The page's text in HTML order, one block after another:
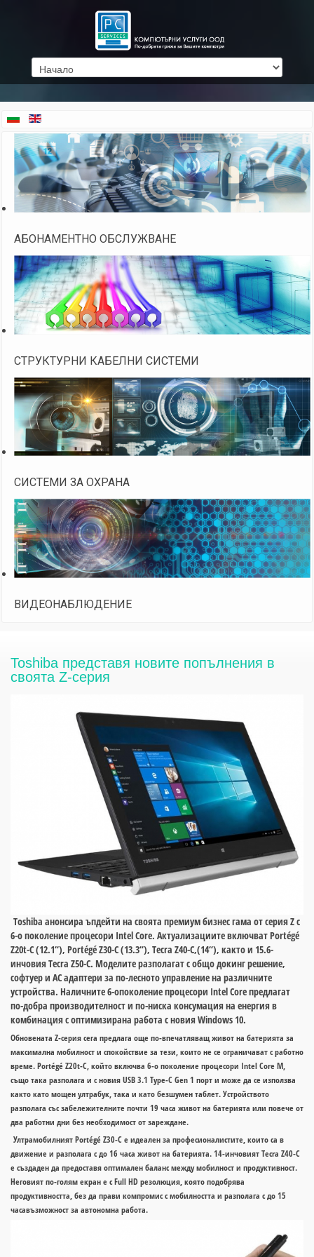
АБОНАМЕНТНО ОБСЛУЖВАНЕ
СТРУКТУРНИ КАБЕЛНИ СИСТЕМИ
СИСТЕМИ ЗА ОХРАНА
ВИДЕОНАБЛЮДЕНИЕ
Toshiba представя новите попълнения в
своята Z-серия
Toshiba анонсира ъпдейти на своята премиум бизнес гама от серия Z с
6-о поколение процесори Intel Core. Актуализациите включват Portégé
Z20t-C (12.1“), Portégé Z30-C (13.3“), Tecra Z40-C,(14“), както и 15.6-
инчовия Tecra Z50-C. Моделите разполагат с общо докинг решение,
софтуер и AC адаптери за по-лесното управление на различните
устройства. Наличните 6-опоколение процесори Intel Core предлагат
по-добра производителност и по-ниска консумация на енергия в
комбинация с оптимизирана работа с новия Windows 10.
Обновената Z-серия сега предлага още по-впечатляващ живот на батерията за
максимална мобилност и спокойствие за тези, които не се ограничават с работно
време. Portégé Z20t-C, който включва 6-о поколение процесори Intel Core M,
също така разполага и с новия USB 3.1 Type-C Gen 1 порт и може да се използва
както като мощен ултрабук, така и като безшумен таблет. Устройството
разполага със забележителните почти 19 часа живот на батерията или повече от
два работни дни без необходимост от зареждане.
Ултрамобилният Portégé Z30-C е идеален за професионалистите, които са в
движение и разполага с до 16 часа живот на батерията. 14-инчовият Tecra Z40-C
е създаден да предоставя оптимален баланс между мобилност и продуктивност.
Неговият по-голям екран е с Full HD резолюция, която подобрява
продуктивността, без да прави компромис с мобилността и разполага с до 15
часавъзможност за автономна работа.